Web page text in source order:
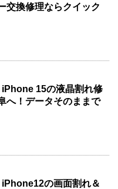
交換修理ならクイック
iPhone 15の液晶割れ修
へ！データそのままで
iPhone12の画面割れ＆